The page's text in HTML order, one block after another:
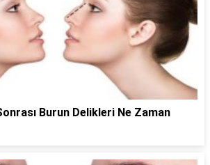
Burun Delikleri Ne Zaman